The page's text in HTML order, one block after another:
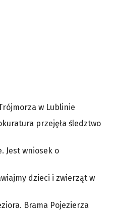
w Lublinie
przejęła śledztwo
Jest wniosek o
dzieci i zwierząt w
Brama Pojezierza